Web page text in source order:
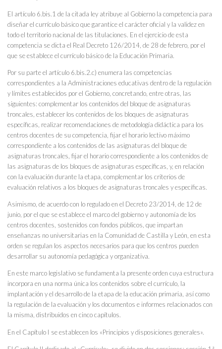
El artículo 6.bis.1 de la citada ley atribuye al Gobierno la competencia para
diseñar el currículo básico que garantice el carácter oficial y la validez en
todo el territorio nacional de las titulaciones. En el ejercicio de esta
competencia se dicta el Real Decreto 126/2014, de 28 de febrero, por el
que se establece el currículo básico de la Educación Primaria.
Por su parte el artículo 6.bis.2.c) enumera las competencias
correspondientes a la Administraciones educativas dentro de la regulación
y límites establecidos por el Gobierno, concretando, entre otras, las
siguientes: complementar los contenidos del bloque de asignaturas
troncales, establecer los contenidos de los bloques de asignaturas
específicas, realizar recomendaciones de metodología didáctica para los
centros docentes de su competencia, fijar el horario lectivo máximo
correspondiente a los contenidos de las asignaturas del bloque de
asignaturas troncales, fijar el horario correspondiente a los contenidos de
las asignaturas de los bloques de asignaturas específicas, y, en relación
con la evaluación durante la etapa, complementar los criterios de
evaluación relativos a los bloques de asignaturas troncales y específicas.
Asimismo, de acuerdo con lo regulado en el Decreto 23/2014, de 12 de
junio, por el que se establece el marco del gobierno y autonomía de los
centros docentes, sostenidos con fondos públicos, que impartan
enseñanzas no universitarias en la Comunidad de Castilla y León, en esta
orden se regulan los aspectos necesarios para que los centros pueden
desarrollar su autonomía pedagógica y organizativa.
En este marco legislativo se fundamenta la presente orden cuya estructura
incorpora en una norma única los contenidos sobre el currículo, la
implantación y el desarrollo de la etapa de la educación primaria, así como
la regulación de la evaluación y los documentos e informes relacionados con
la misma, distribuidos en cinco capítulos.
En el Capítulo I se establecen los «Principios y disposiciones generales».